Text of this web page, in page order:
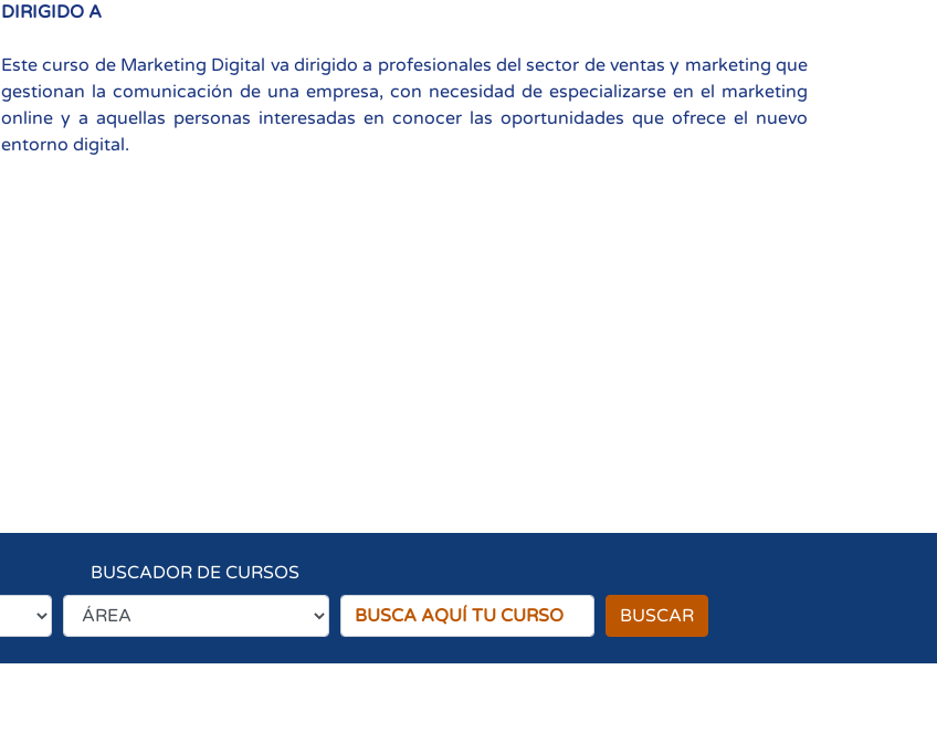
DIRIGIDO A
Este curso de Marketing Digital va dirigido a profesionales del sector de ventas y marketing que
gestionan la comunicación de una empresa, con necesidad de especializarse en el marketing
online y a aquellas personas interesadas en conocer las oportunidades que ofrece el nuevo
entorno digital.
BUSCADOR DE CURSOS
BUSCAR